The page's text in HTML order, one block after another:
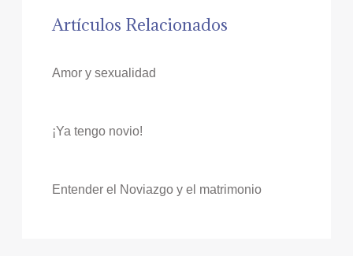
Artículos Relacionados
Amor y sexualidad
¡Ya tengo novio!
Entender el Noviazgo y el matrimonio